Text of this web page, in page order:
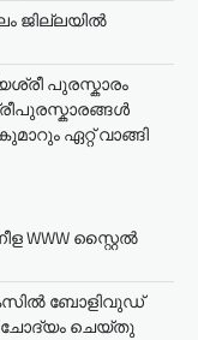
ജില്ലയിൽ
പുരസ്കാരം
ഏറ്റ് വാങ്ങി
WWW സ്റ്റൈൽ
ബോളിവുഡ്
ചോദ്യം ചെയ്തു